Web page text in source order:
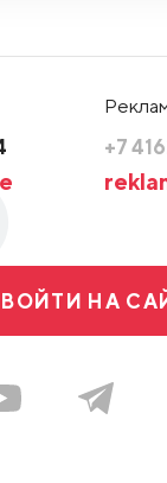
+7
ВОЙТИ НА